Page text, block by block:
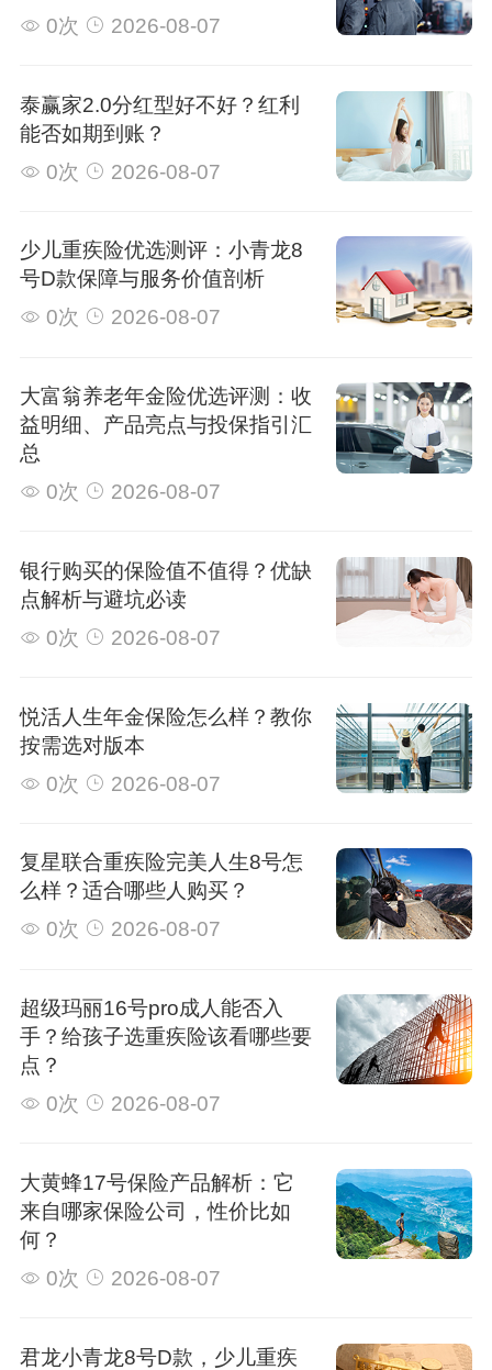
0次
2026-08-07
泰赢家2.0分红型好不好？红利
能否如期到账？
0次
2026-08-07
少儿重疾险优选测评：小青龙8
号D款保障与服务价值剖析
0次
2026-08-07
大富翁养老年金险优选评测：收
益明细、产品亮点与投保指引汇
总
0次
2026-08-07
银行购买的保险值不值得？优缺
点解析与避坑必读
0次
2026-08-07
悦活人生年金保险怎么样？教你
按需选对版本
0次
2026-08-07
复星联合重疾险完美人生8号怎
么样？适合哪些人购买？
0次
2026-08-07
超级玛丽16号pro成人能否入
手？给孩子选重疾险该看哪些要
点？
0次
2026-08-07
大黄蜂17号保险产品解析：它
来自哪家保险公司，性价比如
何？
0次
2026-08-07
君龙小青龙8号D款，少儿重疾